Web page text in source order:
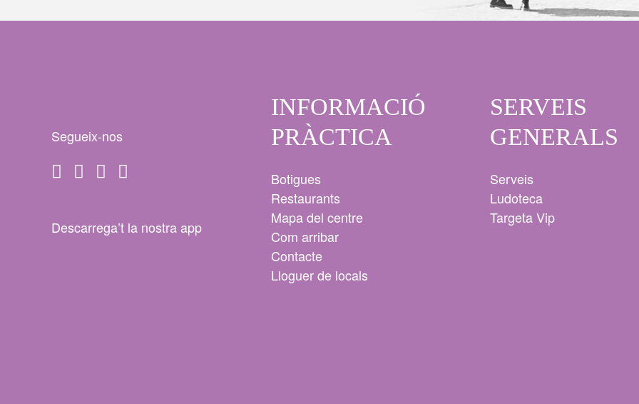
Segueix-nos
Descarrega’t la nostra app
INFORMACIÓ
PRÀCTICA
Botigues
Restaurants
Mapa del centre
Com arribar
Contacte
Lloguer de locals
SERVEIS
GENERALS
Serveis
Ludoteca
Targeta Vip